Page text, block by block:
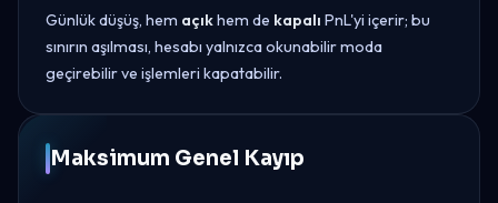
Günlük düşüş, hem açıkhem de kapalı PnL'yi içerir; bu
sınırın aşılması, hesabı yalnızca okunabilir moda
geçirebilir ve işlemleri kapatabilir.
Maksimum Genel Kayıp